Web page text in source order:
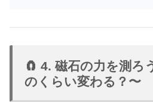
🧲 4. 磁石の力を測ろ
のくらい変わる？〜